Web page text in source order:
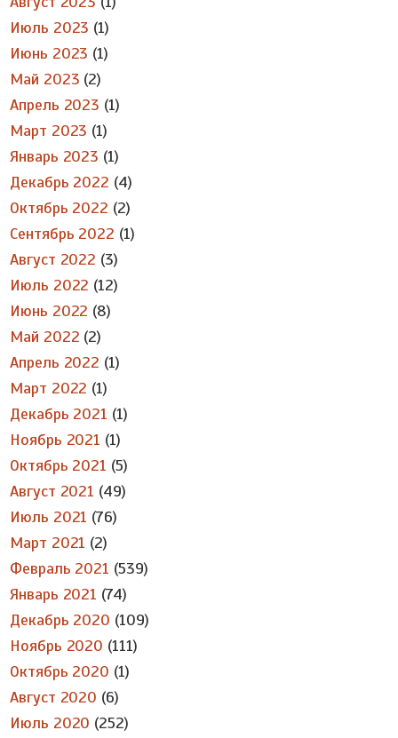
Июль 2023 (1)
Июнь 2023 (1)
Май 2023 (2)
Апрель 2023 (1)
Март 2023 (1)
Январь 2023 (1)
Декабрь 2022 (4)
Октябрь 2022 (2)
Сентябрь 2022 (1)
Август 2022 (3)
Июль 2022 (12)
Июнь 2022 (8)
Май 2022 (2)
Апрель 2022 (1)
Март 2022 (1)
Декабрь 2021 (1)
Ноябрь 2021 (1)
Октябрь 2021 (5)
Август 2021 (49)
Июль 2021 (76)
Март 2021 (2)
Февраль 2021 (539)
Январь 2021 (74)
Декабрь 2020 (109)
Ноябрь 2020 (111)
Октябрь 2020 (1)
Август 2020 (6)
Июль 2020 (252)